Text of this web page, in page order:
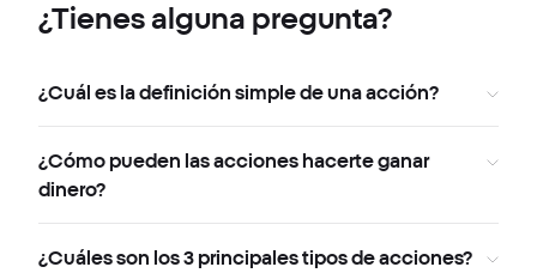
¿Tienes alguna pregunta?
¿Cuál es la definición simple de una acción?
¿Cómo pueden las acciones hacerte ganar
dinero?
¿Cuáles son los 3 principales tipos de acciones?